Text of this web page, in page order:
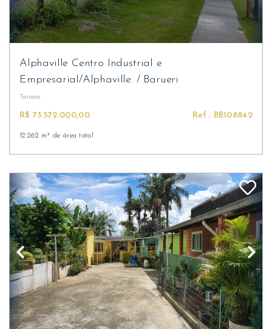
Alphaville Centro Industrial e
Empresarial/Alphaville. / Barueri
Terreno
R$ 73.572.000,00 Ref.: BB108842
12.262 m² de área total